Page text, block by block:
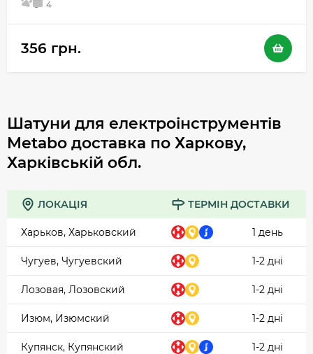
5 4
356 грн.
Шатуни для електроінструментів
Metabo доставка по Харкову,
Харківській обл.
ЛОКАЦІЯ ТЕРМІН ДОСТАВКИ
Харьков, Харьковский 1 день
Чугуев, Чугуевский 1-2 дні
Лозовая, Лозовский 1-2 дні
Изюм, Изюмский 1-2 дні
Купянск, Купянский 1-2 дні